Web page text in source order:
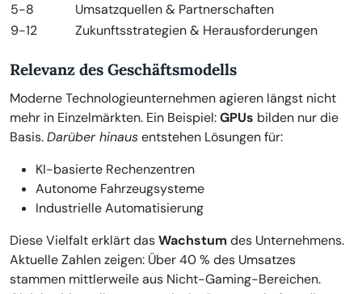
5-8
Umsatzquellen & Partnerschaften
9-12
Zukunftsstrategien & Herausforderungen
Relevanz des Geschäftsmodells
Moderne Technologieunternehmen agieren längst nicht
mehr in Einzelmärkten. Ein Beispiel:GPUs bilden nur die
Basis.Darüber hinausentstehen Lösungen für:
KI-basierte Rechenzentren
Autonome Fahrzeugsysteme
Industrielle Automatisierung
Diese Vielfalt erklärt dasWachstum des Unternehmens.
Aktuelle Zahlen zeigen: Über 40 % des Umsatzes
stammen mittlerweile aus Nicht-Gaming-Bereichen.